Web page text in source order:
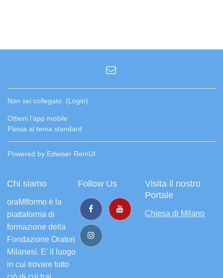
Non sei collegato. (Login)
Ottieni l'app mobile
Passa al tema standard
Powered by Edwiser RemUI
Chi siamo
oraMIformo è la
piattaforma di
formazione della
Fondazione Oratori
Milanesi. E' il luogo
in cui trovare tutto
Follow Us
Visita il nostro
Portale
Chiesa di Milano